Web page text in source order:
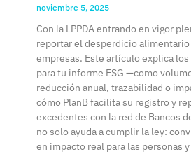
noviembre 5, 2025
Con la LPPDA entrando en vigor
reportar el desperdicio alimentario
empresas. Este artículo explica
para tu informe ESG —como
reducción anual, trazabilidad o
cómo PlanB facilita su registro y
excedentes con la red de Bancos
no solo ayuda a cumplir la ley:
en impacto real para las personas